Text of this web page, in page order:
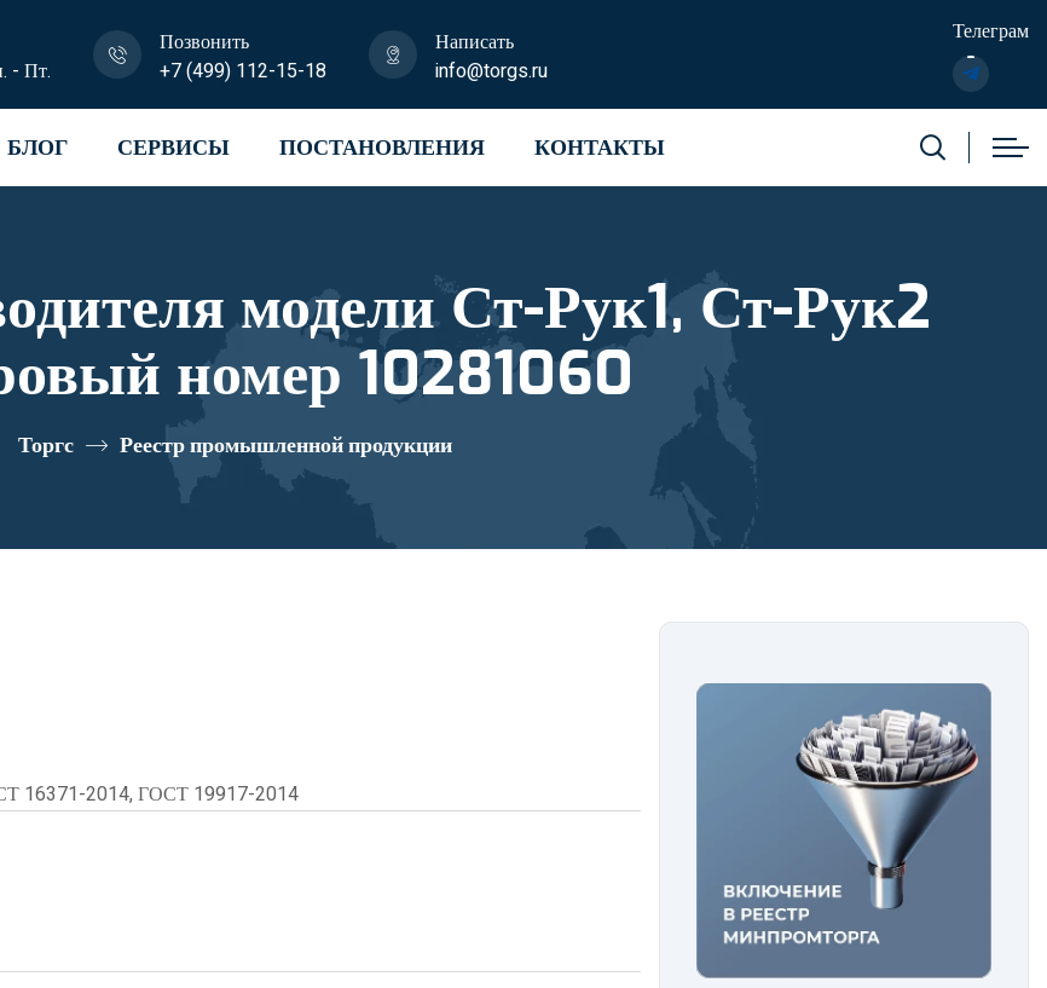
- Пт.
Позвонить
+7 (499) 112-15-18
Написать
info@torgs.ru
Телеграм
БЛОГ СЕРВИСЫ ПОСТАНОВЛЕНИЯ КОНТАКТЫ
Рук1, Ст-Рук2
номер 10281060
Торгс Реестр промышленной продукции
16371-2014, ГОСТ 19917-2014